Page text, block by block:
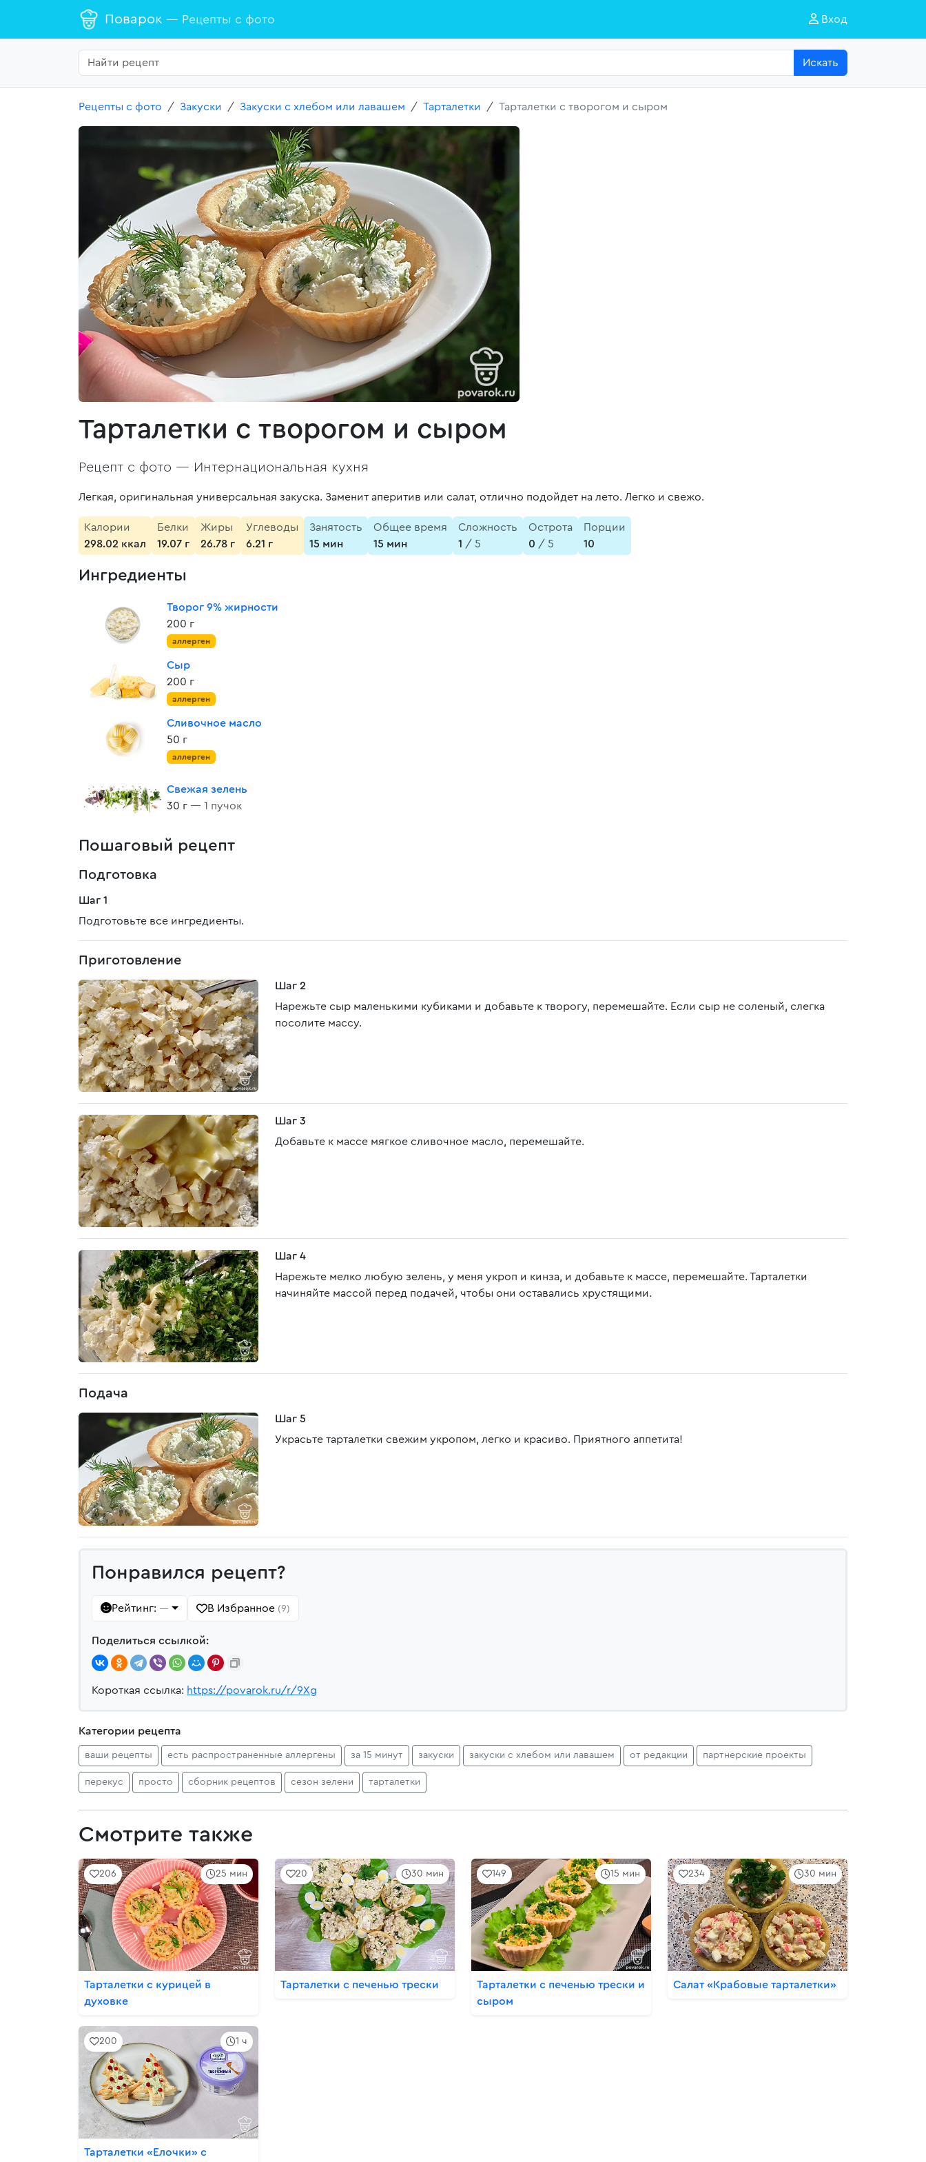
Поварок — Рецепты с фото Вход
Искать
Рецепты с фото Закуски Закуски с хлебом или лавашем Тарталетки Тарталетки с творогом и сыром
Тарталетки с творогом и сыром
Рецепт с фото — Интернациональная кухня
Легкая, оригинальная универсальная закуска. Заменит аперитив или салат, отлично подойдет на лето. Легко и свежо.
Калории
298.02 ккал
Белки
19.07 г
Жиры
26.78 г
Углеводы
6.21 г
Занятость
15 мин
Общее время
15 мин
Сложность
1 / 5
Острота
0 / 5
Порции
10
Ингредиенты
Творог 9% жирности
200 г
аллерген
Сыр
200 г
аллерген
Сливочное масло
50 г
аллерген
Свежая зелень
30 г — 1 пучок
Пошаговый рецепт
Подготовка
Шаг 1
Подготовьте все ингредиенты.
Приготовление
Шаг 2
Нарежьте сыр маленькими кубиками и добавьте к творогу, перемешайте. Если сыр не соленый, слегка
посолите массу.
Шаг 3
Добавьте к массе мягкое сливочное масло, перемешайте.
Шаг 4
Нарежьте мелко любую зелень, у меня укроп и кинза, и добавьте к массе, перемешайте. Тарталетки
начиняйте массой перед подачей, чтобы они оставались хрустящими.
Подача
Шаг 5
Украсьте тарталетки свежим укропом, легко и красиво. Приятного аппетита!
Понравился рецепт?
Рейтинг: — В Избранное (9)
Поделиться ссылкой:
Короткая ссылка: https://povarok.ru/r/9Xg
Категории рецепта
ваши рецепты есть распространенные аллергены за 15 минут закуски закуски с хлебом или лавашем от редакции партнерские проекты
перекус просто сборник рецептов сезон зелени тарталетки
Смотрите также
25 мин
206
Тарталетки с курицей в
духовке
30 мин
20
Тарталетки с печенью трески
15 мин
149
Тарталетки с печенью трески и
сыром
30 мин
234
Салат «Крабовые тарталетки»
1 ч
200
Тарталетки «Елочки» с